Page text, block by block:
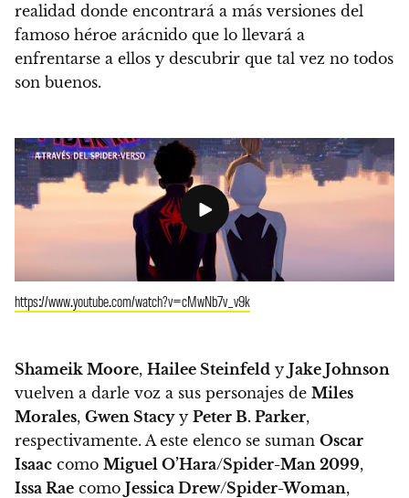
realidad donde encontrará a más versiones del
famoso héroe arácnido que lo llevará a
enfrentarse a ellos y descubrir que tal vez no todos
son buenos.
https://www.youtube.com/watch?v=cMwNb7v_v9k
Shameik Moore, Hailee Steinfeld y Jake Johnson
vuelven a darle voz a sus personajes de Miles
Morales, Gwen Stacyy Peter B. Parker,
respectivamente. A este elenco se suman Oscar
Isaac como Miguel O’Hara/Spider-Man 2099,
Issa Rae como Jessica Drew/Spider-Woman,